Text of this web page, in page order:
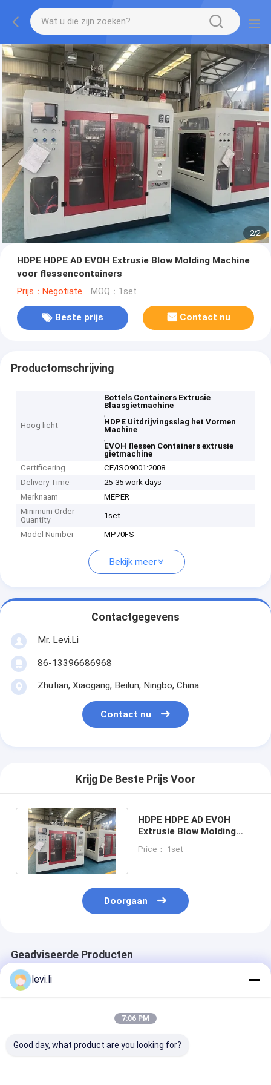
2/2
HDPE HDPE AD EVOH Extrusie Blow Molding Machine
voor flessencontainers
Prijs：Negotiate MOQ：1set
Beste prijs Contact nu
Productomschrijving
Hoog licht
Bottels Containers Extrusie
Blaasgietmachine
,
HDPE Uitdrijvingsslag het Vormen
Machine
,
EVOH flessen Containers extrusie
gietmachine
Certificering
CE/ISO9001:2008
Delivery Time
25-35 work days
Merknaam
MEPER
Minimum Order
Quantity
1set
Model Number MP70FS
Bekijk meer
Contactgegevens
Mr. Levi.Li
86-13396686968
Zhutian, Xiaogang, Beilun, Ningbo, China
Contact nu
Krijg De Beste Prijs Voor
HDPE HDPE AD EVOH
Extrusie Blow Molding
flessencontainers
Price： 1set
Doorgaan
Geadviseerde Producten
levi.li
7:06 PM
Good day, what product are you looking for?